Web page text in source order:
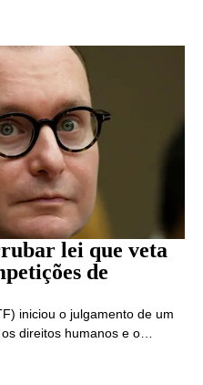
lei que veta
de
iniciou o julgamento de um
direitos humanos e o…